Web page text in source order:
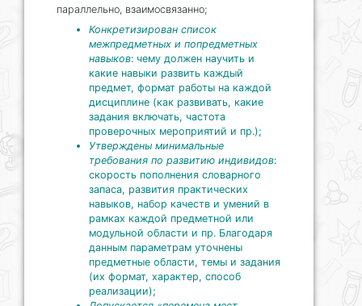
параллельно, взаимосвязанно;
Конкретизирован список
межпредметных и попредметных
навыков: чему должен научить и
какие навыки развить каждый
предмет, формат работы на каждой
дисциплине (как развивать, какие
задания включать, частота
проверочных мероприятий и пр.);
Утверждены минимальные
требования по развитию индивидов:
скорость пополнения словарного
запаса, развития практических
навыков, набор качеств и умений в
рамках каждой предметной или
модульной области и пр. Благодаря
данным параметрам уточнены
предметные области, темы и задания
(их формат, характер, способ
реализации);